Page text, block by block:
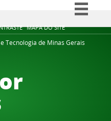
MAPA DO SITE
Simplifique!
Comunica BR
Tecnologia de Minas Gerais